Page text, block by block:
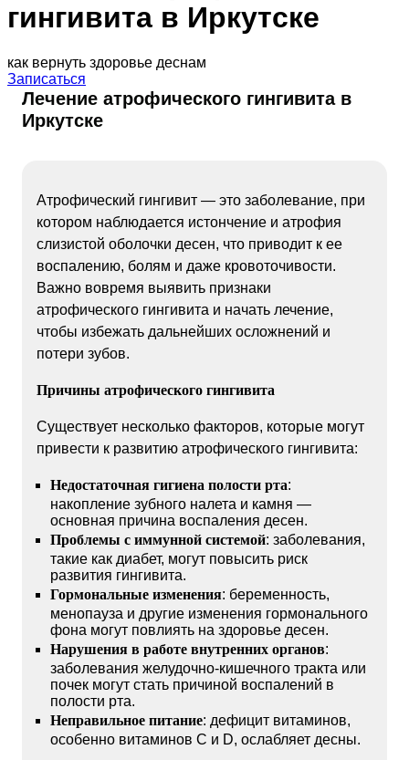
гингивита в Иркутске
как вернуть здоровье деснам
Записаться
Лечение атрофического гингивита в
Иркутске
Атрофический гингивит — это заболевание, при
котором наблюдается истончение и атрофия
слизистой оболочки десен, что приводит к ее
воспалению, болям и даже кровоточивости.
Важно вовремя выявить признаки
атрофического гингивита и начать лечение,
чтобы избежать дальнейших осложнений и
потери зубов.
Причины атрофического гингивита
Существует несколько факторов, которые могут
привести к развитию атрофического гингивита:
Недостаточная гигиена полости рта:
накопление зубного налета и камня —
основная причина воспаления десен.
Проблемы с иммунной системой: заболевания,
такие как диабет, могут повысить риск
развития гингивита.
Гормональные изменения: беременность,
менопауза и другие изменения гормонального
фона могут повлиять на здоровье десен.
Нарушения в работе внутренних органов:
заболевания желудочно-кишечного тракта или
почек могут стать причиной воспалений в
полости рта.
Неправильное питание: дефицит витаминов,
особенно витаминов C и D, ослабляет десны.